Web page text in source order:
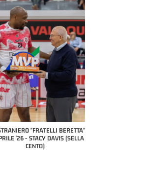
MVP "FRATELLI BERETTA" SAMUEL
DILAS B NAZIONALE APRILE '26 -
MARCO RESTELLI (TAV TREVIGLIO